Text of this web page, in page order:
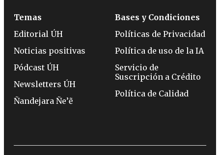
Temas
Editorial ÚH
Noticias positivas
Pódcast ÚH
Newsletters ÚH
Ñandejara Ñe’ẽ
Bases y Condiciones
Políticas de Privacidad
Política de uso de la IA
Servicio de
Suscripción a Crédito
Política de Calidad